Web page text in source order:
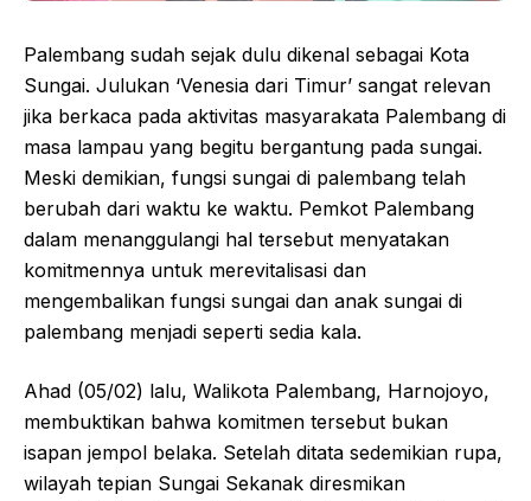
Palembang sudah sejak dulu dikenal sebagai Kota
Sungai. Julukan ‘Venesia dari Timur’ sangat relevan
jika berkaca pada aktivitas masyarakata Palembang di
masa lampau yang begitu bergantung pada sungai.
Meski demikian, fungsi sungai di palembang telah
berubah dari waktu ke waktu. Pemkot Palembang
dalam menanggulangi hal tersebut menyatakan
komitmennya untuk merevitalisasi dan
mengembalikan fungsi sungai dan anak sungai di
palembang menjadi seperti sedia kala.
Ahad (05/02) lalu, Walikota Palembang, Harnojoyo,
membuktikan bahwa komitmen tersebut bukan
isapan jempol belaka. Setelah ditata sedemikian rupa,
wilayah tepian Sungai Sekanak diresmikan